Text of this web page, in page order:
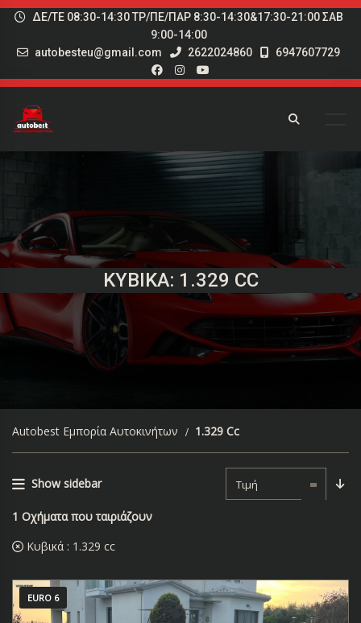
ΔΕ/ΤΕ 08:30-14:30 ΤΡ/ΠΕ/ΠΑΡ 8:30-14:30&17:30-21:00 ΣΑΒ
9:00-14:00
autobesteu@gmail.com
2622024860 6947607729
ΚΥΒΙΚΆ: 1.329 CC
Autobest Εμπορία Αυτοκινήτων 1.329 Cc
Show sidebar Τιμή
1 Οχήματα που ταιριάζουν
Κυβικά : 1.329 cc
EURO 6